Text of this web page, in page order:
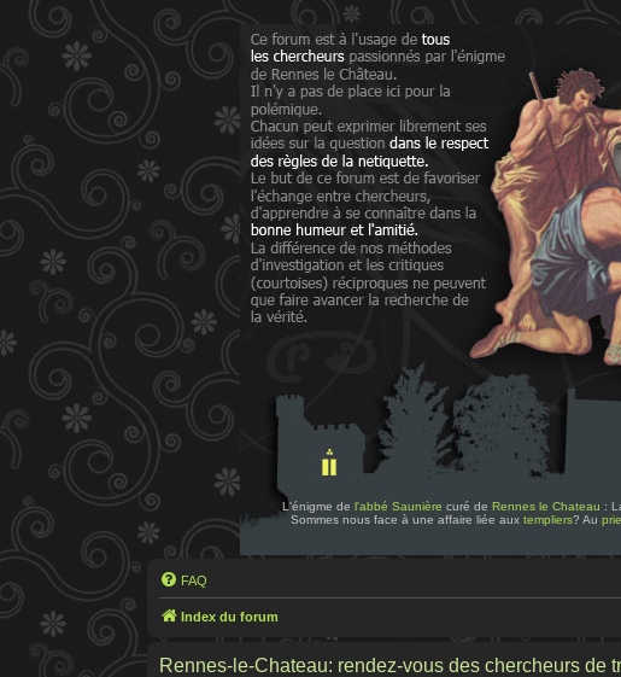
L'énigme de l'abbé Saunière curé de Rennes le Chateau :
Sommes nous face à une affaire liée aux templiers? Au
FAQ
Index du forum
Rennes-le-Chateau: rendez-vous des chercheurs de